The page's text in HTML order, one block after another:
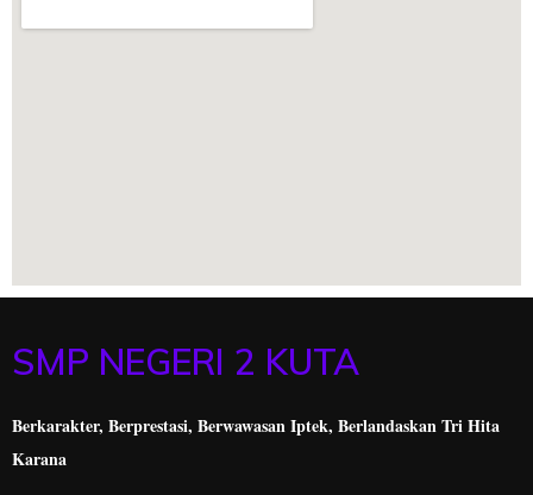
SMP NEGERI 2 KUTA
Berkarakter, Berprestasi, Berwawasan Iptek, Berlandaskan Tri Hita
Karana